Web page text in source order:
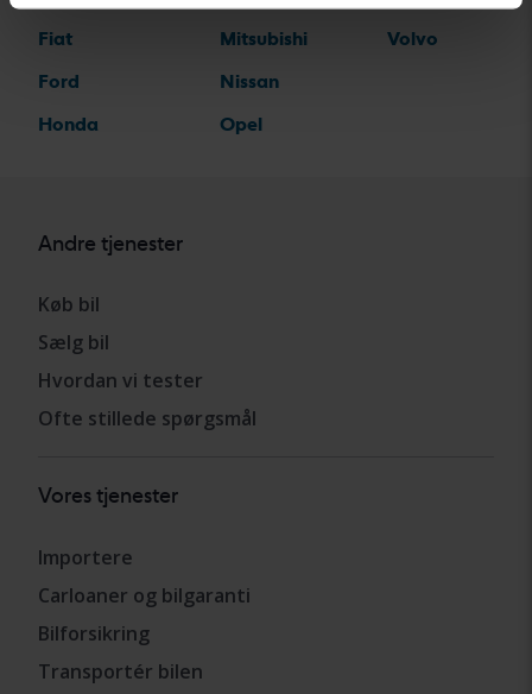
Fiat
Ford
Honda
Mitsubishi
Nissan
Opel
Volvo
Andre tjenester
Køb bil
Sælg bil
Hvordan vi tester
Ofte stillede spørgsmål
Vores tjenester
Importere
Carloaner og bilgaranti
Bilforsikring
Transportér bilen